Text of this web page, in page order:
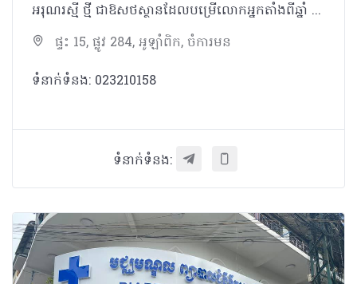
អរុណរស្មី ថ្មី ជាឱសថស្ថានដែលបម្រើលោកអ្នកតាំងពីឆ្នាំ ១៩៨៦
ផ្ទះ 15, ផ្លូវ 284, អូឡាំពិក, ចំការមន
ទំនាក់ទំនង: 023210158
ទំនាក់ទំនង: